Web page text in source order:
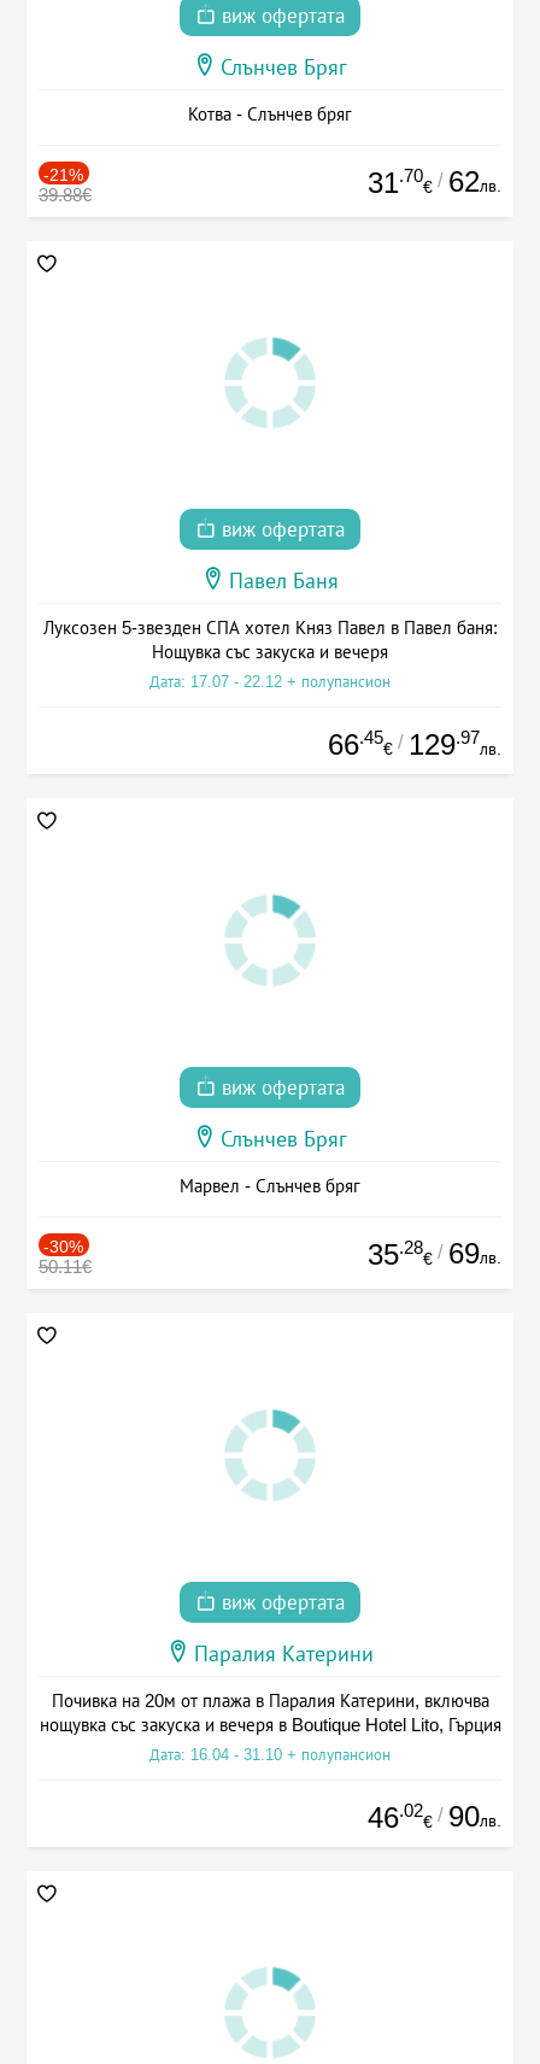
виж офертата
Слънчев Бряг
Котва - Слънчев бряг
-21%
39.88€ 31.70
€ / 62лв.
виж офертата
Павел Баня
Луксозен 5-звезден СПА хотел Княз Павел в Павел баня:
Нощувка със закуска и вечеря
Дата: 17.07 - 22.12 + полупансион
66.45
€ / 129.97
лв.
виж офертата
Слънчев Бряг
Марвел - Слънчев бряг
-30%
50.11€ 35.28
€ / 69лв.
виж офертата
Паралия Катерини
Почивка на 20м от плажа в Паралия Катерини, включва
нощувка със закуска и вечеря в Boutique Hotel Lito, Гърция
Дата: 16.04 - 31.10 + полупансион
46.02
€ / 90лв.